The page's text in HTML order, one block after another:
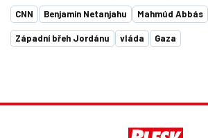
CNN Benjamin Netanjahu Mahmúd Abbás
Západní břeh Jordánu vláda Gaza